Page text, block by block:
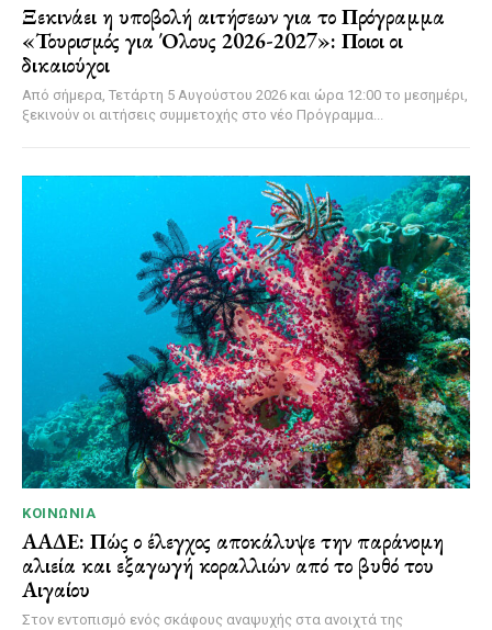
Ξεκινάει η υποβολή αιτήσεων για το Πρόγραμμα
«Τουρισμός για Όλους 2026-2027»: Ποιοι οι
δικαιούχοι
Από σήμερα, Τετάρτη 5 Αυγούστου 2026 και ώρα 12:00 το μεσημέρι,
ξεκινούν οι αιτήσεις συμμετοχής στο νέο Πρόγραμμα...
ΚΟΙΝΩΝΊΑ
ΑΑΔΕ: Πώς ο έλεγχος αποκάλυψε την παράνομη
αλιεία και εξαγωγή κοραλλιών από το βυθό του
Αιγαίου
Στον εντοπισμό ενός σκάφους αναψυχής στα ανοιχτά της